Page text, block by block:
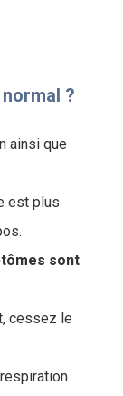
?
ainsi que
est plus
sont
cessez le